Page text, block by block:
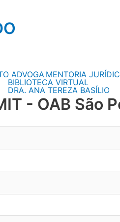
ADVOGA MENTORIA
BIBLIOTECA VIRTUAL
DRA. ANA TEREZA BASÍLIO
- OAB São